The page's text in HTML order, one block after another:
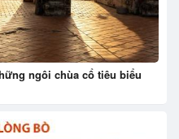
ngôi chùa cổ tiêu biểu